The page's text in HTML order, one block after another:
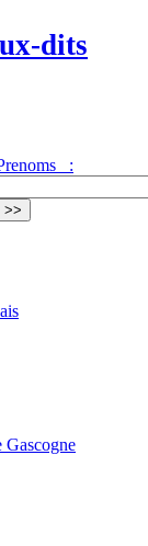
dits
:
Gascogne